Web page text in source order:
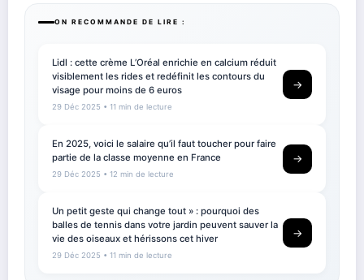
ON RECOMMANDE DE LIRE :
Lidl : cette crème L’Oréal enrichie en calcium réduit
visiblement les rides et redéfinit les contours du
visage pour moins de 6 euros
29 Déc 2025 • 11 min de lecture
→
En 2025, voici le salaire qu’il faut toucher pour faire
partie de la classe moyenne en France
29 Déc 2025 • 12 min de lecture
→
Un petit geste qui change tout » : pourquoi des
balles de tennis dans votre jardin peuvent sauver la
vie des oiseaux et hérissons cet hiver
29 Déc 2025 • 11 min de lecture
→